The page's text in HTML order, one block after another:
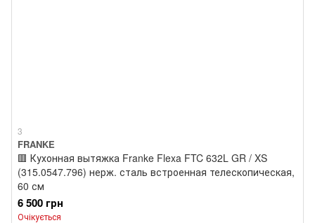
3
FRANKE
🟥 Кухонная вытяжка Franke Flexa FTC 632L GR / XS
(315.0547.796) нерж. сталь встроенная телескопическая,
60 см
6 500 грн
Очікується